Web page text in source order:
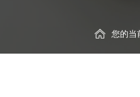
您的当